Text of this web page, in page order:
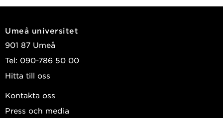
Umeå universitet
901 87 Umeå
Tel: 090-786 50 00
Hitta till oss
Kontakta oss
Press och media